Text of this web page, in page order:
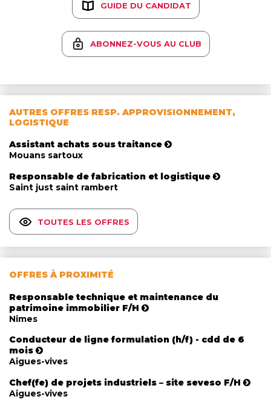
GUIDE DU CANDIDAT
ABONNEZ-VOUS AU CLUB
AUTRES OFFRES RESP. APPROVISIONNEMENT,
LOGISTIQUE
Assistant achats sous traitance
Mouans sartoux
Responsable de fabrication et logistique
Saint just saint rambert
TOUTES LES OFFRES
OFFRES À PROXIMITÉ
Responsable technique et maintenance du
patrimoine immobilier F/H
Nimes
Conducteur de ligne formulation (h/f) - cdd de 6
mois
Aigues-vives
Chef(fe) de projets industriels – site seveso F/H
Aigues-vives